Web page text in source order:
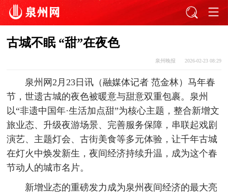
古城不眠 “甜”在夜色
泉州晚报 2026-02-23 08:29
泉州网2月23日讯（融媒体记者 范金林）马年春
节，世遗古城的夜色被暖意与甜意双重包裹。泉州
以“非遗中国年·生活加点甜”为核心主题，整合新增文
旅业态、升级夜游场景、完善服务保障，串联起戏剧
演艺、主题灯会、古街美食等多元体验，让千年古城
在灯火中焕发新生，夜间经济持续升温，成为这个春
节动人的城市名片。
新增业态的重磅发力成为泉州夜间经济的最大亮